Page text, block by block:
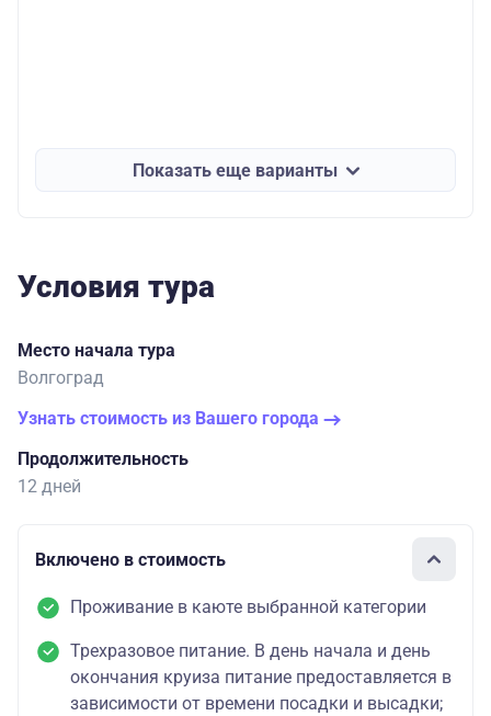
Показать еще варианты
Условия тура
Место начала тура
Волгоград
Узнать стоимость из Вашего города
Продолжительность
12 дней
Включено в стоимость
Проживание в каюте выбранной категории
Трехразовое питание. В день начала и день
окончания круиза питание предоставляется в
зависимости от времени посадки и высадки;